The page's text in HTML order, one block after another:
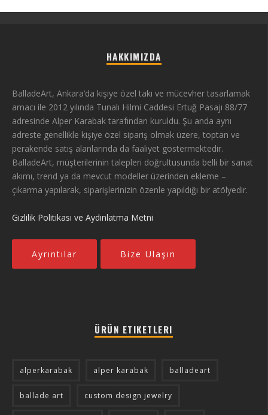
HAKKIMIZDA
BalladeArt, Ankara’da kişiye özel takı ve mücevher tasarlamak
amacı ile 2012 yılında Tunalı Hilmi Caddesi Ertuğ Pasajı 88/77
adresinde Alper Karabak tarafından kuruldu. Şu anda aynı
adreste genellikle kişiye özel sipariş olmak üzere, toptan ve
perakende satış alanlarında da faaliyet göstermektedir.
BalladeArt, müşterilerinin talepleri doğrultusunda belli bir sanat
akımı, trend ya da mevcut modeller üzerinden ekleme –
çıkarma yapılarak, siparişlerinizin özenle yapıldığı bir atölyedir.
Gizlilik Politikası ve Aydınlatma Metni
Ayrıntılar Bize Ulaşın
ÜRÜN ETIKETLERI
alperkarabak alper karabak balladeart
ballade art custom design jewelry